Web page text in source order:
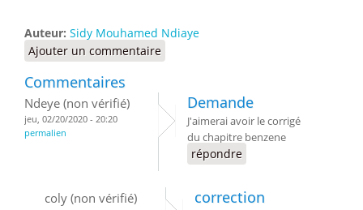
Auteur: Sidy Mouhamed Ndiaye
Ajouter un commentaire
Commentaires
Ndeye (non vérifié)
jeu, 02/20/2020 - 20:20
permalien
Demande
J'aimerai avoir le corrigé
du chapitre benzene
répondre
coly (non vérifié) correction